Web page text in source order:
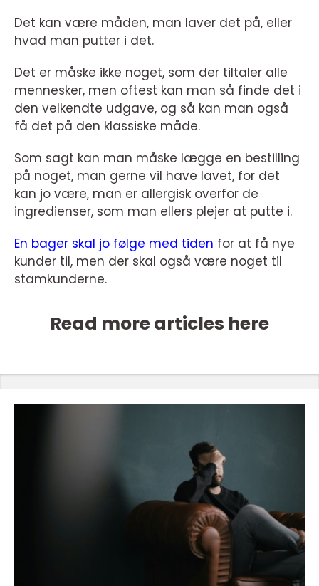
Det kan være måden, man laver det på, eller
hvad man putter i det.
Det er måske ikke noget, som der tiltaler alle
mennesker, men oftest kan man så finde det i
den velkendte udgave, og så kan man også
få det på den klassiske måde.
Som sagt kan man måske lægge en bestilling
på noget, man gerne vil have lavet, for det
kan jo være, man er allergisk overfor de
ingredienser, som man ellers plejer at putte i.
En bager skal jo følge med tiden for at få nye
kunder til, men der skal også være noget til
stamkunderne.
Read more articles here